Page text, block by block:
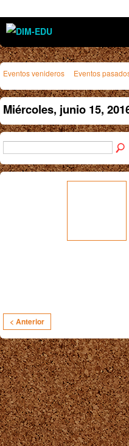
Eventos venideros Eventos
Miércoles, junio 15,
< Anterior